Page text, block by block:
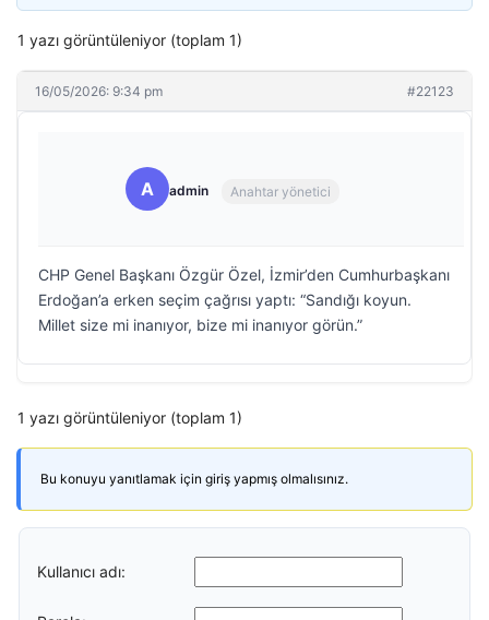
1 yazı görüntüleniyor (toplam 1)
16/05/2026: 9:34 pm #22123
A admin Anahtar yönetici
CHP Genel Başkanı Özgür Özel, İzmir’den Cumhurbaşkanı
Erdoğan’a erken seçim çağrısı yaptı: “Sandığı koyun.
Millet size mi inanıyor, bize mi inanıyor görün.”
1 yazı görüntüleniyor (toplam 1)
Bu konuyu yanıtlamak için giriş yapmış olmalısınız.
Kullanıcı adı: